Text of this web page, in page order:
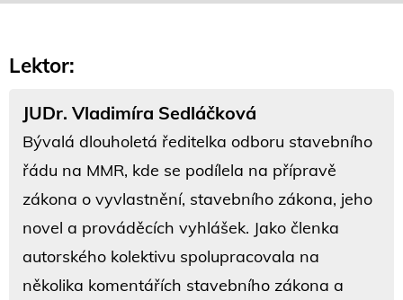
Lektor:
JUDr. Vladimíra Sedláčková
Bývalá dlouholetá ředitelka odboru stavebního
řádu na MMR, kde se podílela na přípravě
zákona o vyvlastnění, stavebního zákona, jeho
novel a prováděcích vyhlášek. Jako členka
autorského kolektivu spolupracovala na
několika komentářích stavebního zákona a